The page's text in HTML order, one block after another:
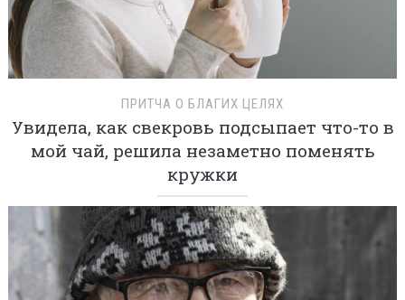
ПРИТЧА О БЛАГИХ ЦЕЛЯХ
Увидела, как свекровь подсыпает что-то в
мой чай, решила незаметно поменять
кружки